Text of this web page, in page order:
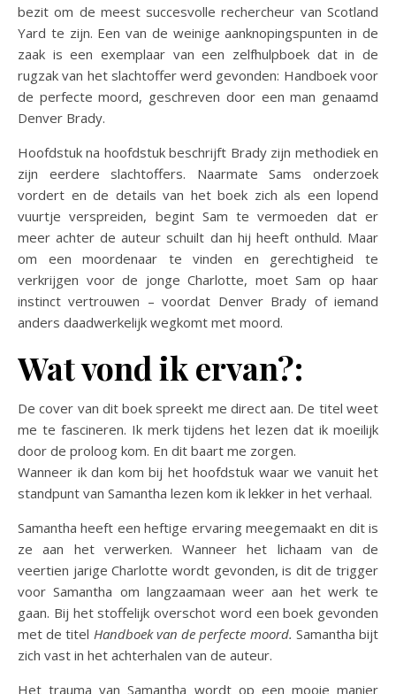
bezit om de meest succesvolle rechercheur van Scotland
Yard te zijn. Een van de weinige aanknopingspunten in de
zaak is een exemplaar van een zelfhulpboek dat in de
rugzak van het slachtoffer werd gevonden: Handboek voor
de perfecte moord, geschreven door een man genaamd
Denver Brady.
Hoofdstuk na hoofdstuk beschrijft Brady zijn methodiek en
zijn eerdere slachtoffers. Naarmate Sams onderzoek
vordert en de details van het boek zich als een lopend
vuurtje verspreiden, begint Sam te vermoeden dat er
meer achter de auteur schuilt dan hij heeft onthuld. Maar
om een ​​moordenaar te vinden en gerechtigheid te
verkrijgen voor de jonge Charlotte, moet Sam op haar
instinct vertrouwen – voordat Denver Brady of iemand
anders daadwerkelijk wegkomt met moord.
Wat vond ik ervan?:
De cover van dit boek spreekt me direct aan. De titel weet
me te fascineren. Ik merk tijdens het lezen dat ik moeilijk
door de proloog kom. En dit baart me zorgen.
Wanneer ik dan kom bij het hoofdstuk waar we vanuit het
standpunt van Samantha lezen kom ik lekker in het verhaal.
Samantha heeft een heftige ervaring meegemaakt en dit is
ze aan het verwerken. Wanneer het lichaam van de
veertien jarige Charlotte wordt gevonden, is dit de trigger
voor Samantha om langzaamaan weer aan het werk te
gaan. Bij het stoffelijk overschot word een boek gevonden
met de titel Handboek van de perfecte moord. Samantha bijt
zich vast in het achterhalen van de auteur.
Het trauma van Samantha wordt op een mooie manier